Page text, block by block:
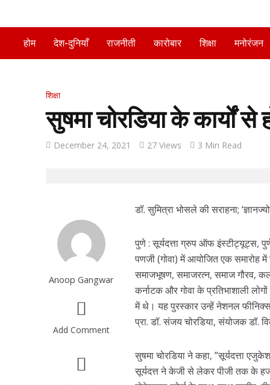
होम देश-दुनियाँ राजनीती कारोबार शिक्षा मनोरंजन
शिक्षा
सुषमा चोरडिया के कार्यों से
December 24, 2021 27 Views 3 Min Read
Anoop Gangwar
Add Comment
डॉ. सुमित्रा भोसले की सराहना;
पुणे : सूर्यदत्ता ग्रुप ऑफ इंस्टीट्यूट्स,
पणजी (गोवा) में आयोजित एक समारोह
समाजभूषण, समाजरत्न, समाज गौरव,
कर्नाटक और गोवा के प्रतिभाशाली
में थे। यह पुरस्कार उन्हें नेशनल फीनिक्स
प्रा. डॉ. संजय चोरडिया, संयोजक डॉ.
सुषमा चोरडिया ने कहा, ”सूर्यदत्ता
सूर्यदत्त ने केजी से लेकर पीजी तक के